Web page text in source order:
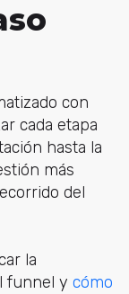
con
cada etapa
hasta la
más
del
la
funnel y cómo